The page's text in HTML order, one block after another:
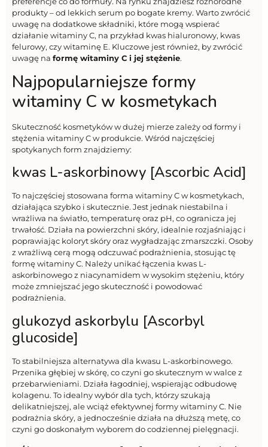
produkty – od lekkich serum po bogate kremy. Warto zwrócić
uwagę na dodatkowe składniki, które mogą wspierać
działanie witaminy C, na przykład kwas hialuronowy, kwas
felurowy, czy witaminę E. Kluczowe jest również, by zwrócić
uwagę na formę witaminy C i jej stężenie.
Najpopularniejsze formy
witaminy C w kosmetykach
Skuteczność kosmetyków w dużej mierze zależy od formy i
stężenia witaminy C w produkcie. Wśród najczęściej
spotykanych form znajdziemy:
kwas L-askorbinowy [Ascorbic Acid]
To najczęściej stosowana forma witaminy C w kosmetykach,
działająca szybko i skutecznie. Jest jednak niestabilna i
wrażliwa na światło, temperaturę oraz pH, co ogranicza jej
trwałość. Działa na powierzchni skóry, idealnie rozjaśniając i
poprawiając koloryt skóry oraz wygładzając zmarszczki. Osoby
z wrażliwą cerą mogą odczuwać podrażnienia, stosując tę
formę witaminy C. Należy unikać łączenia kwas L-
askorbinowego z niacynamidem w wysokim stężeniu, który
może zmniejszać jego skuteczność i powodować
podrażnienia.
glukozyd askorbylu [Ascorbyl
glucoside]
To stabilniejsza alternatywa dla kwasu L-askorbinowego.
Przenika głębiej w skórę, co czyni go skutecznym w walce z
przebarwieniami. Działa łagodniej, wspierając odbudowę
kolagenu. To idealny wybór dla tych, którzy szukają
delikatniejszej, ale wciąż efektywnej formy witaminy C. Nie
podrażnia skóry, a jednocześnie działa na dłuższą metę, co
czyni go doskonałym wyborem do codziennej pielęgnacji.